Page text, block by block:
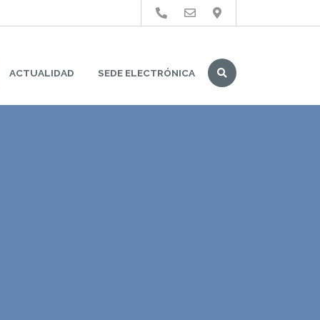
ACTUALIDAD SEDE ELECTRÓNICA
Buscar